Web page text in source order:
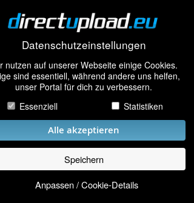
Datenschutzeinstellungen
nutzen auf unserer Webseite einige Cookies.
sind essentiell, während andere uns helfen,
unser Portal für dich zu verbessern.
Essenziell
Statistiken
Alle akzeptieren
Speichern
Anpassen / Cookie-Details
Bilder